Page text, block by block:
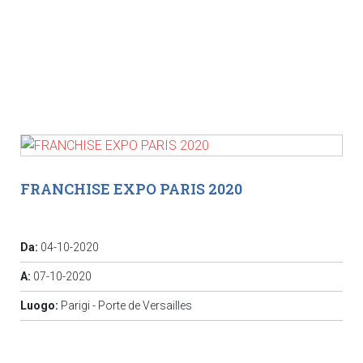
FRANCHISE EXPO PARIS 2020
Da: 04-10-2020
A: 07-10-2020
Luogo: Parigi - Porte de Versailles